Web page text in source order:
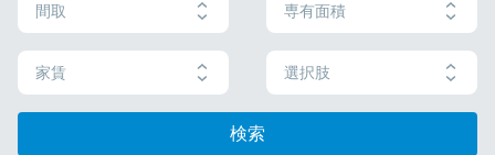
間取 専有面積
家賃 選択肢
検索